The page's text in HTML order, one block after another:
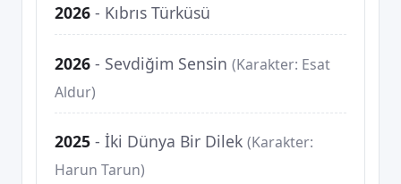
2026 - Kıbrıs Türküsü
2026 - Sevdiğim Sensin (Karakter: Esat
Aldur)
2025 - İki Dünya Bir Dilek (Karakter:
Harun Tarun)